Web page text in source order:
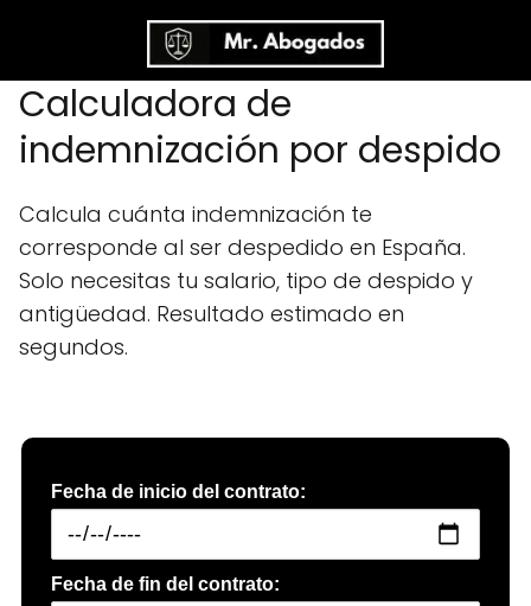
Calculadora de
indemnización por despido
Calcula cuánta indemnización te
corresponde al ser despedido en España.
Solo necesitas tu salario, tipo de despido y
antigüedad. Resultado estimado en
segundos.
Fecha de inicio del contrato:
Fecha de fin del contrato: